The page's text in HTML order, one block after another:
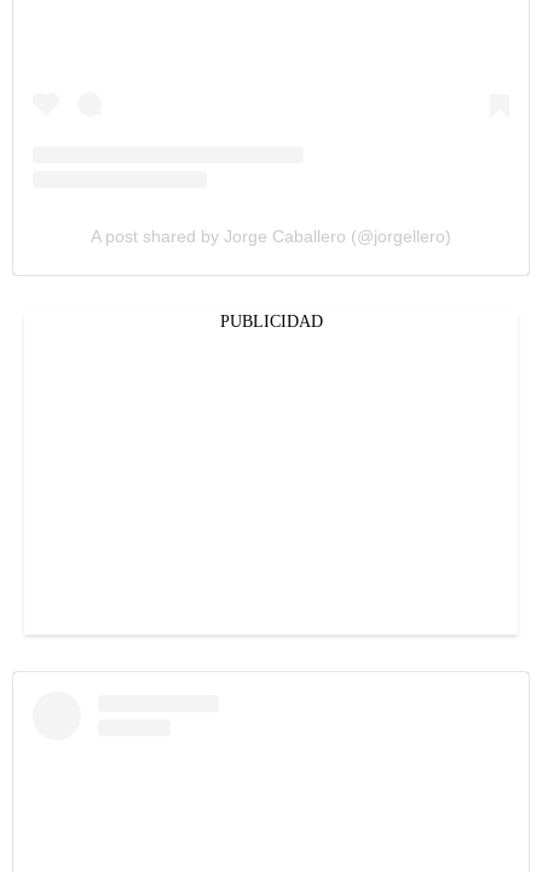
A post shared by Jorge Caballero (@jorgellero)
PUBLICIDAD